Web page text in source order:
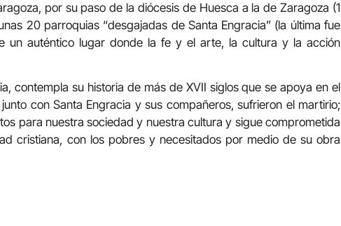
por su paso de la diócesis de Huesca a la de Zaragoza (1
20 parroquias “desgajadas de Santa Engracia” (la última fue
un auténtico lugar donde la fe y el arte, la cultura y la acción
contempla su historia de más de XVII siglos que se apoya en el
con Santa Engracia y sus compañeros, sufrieron el martirio;
para nuestra sociedad y nuestra cultura y sigue comprometida
cristiana, con los pobres y necesitados por medio de su obra